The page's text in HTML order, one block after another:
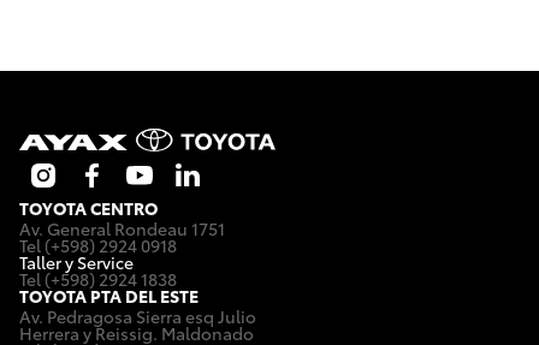
TOYOTA CENTRO
Av. General Rondeau 1751
Tel (+598) 2924 0918
Taller y Service
Tel (+598) 2924 1838
TOYOTA PTA DEL ESTE
Av. Pedragosa Sierra esq Julio
Herrera y Reissig. Maldonado